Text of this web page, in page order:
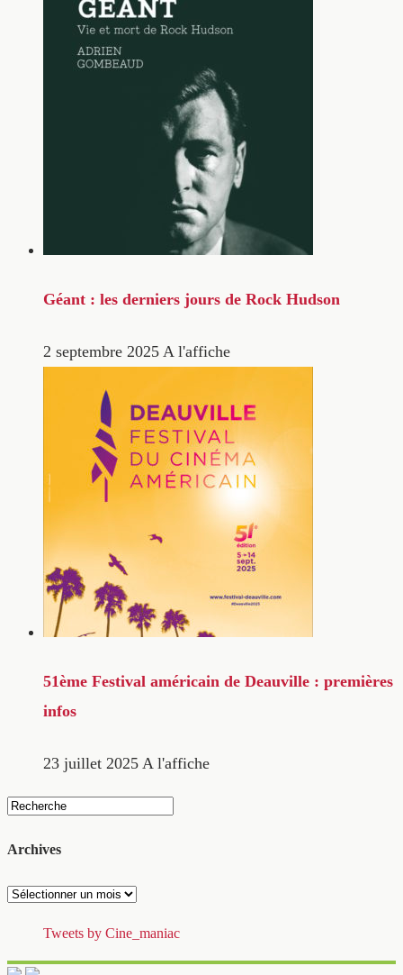
Géant : les derniers jours de Rock Hudson
2 septembre 2025 A l'affiche
51ème Festival américain de Deauville : premières
infos
23 juillet 2025 A l'affiche
Archives
Archives
Tweets by Cine_maniac